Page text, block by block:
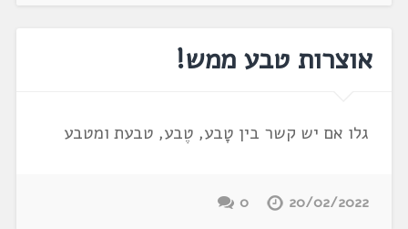
אוצרות טבע ממש!
גלו אם יש קשר בין טָבע, טֶבע, טבעת ומטבע
20/02/2022
0